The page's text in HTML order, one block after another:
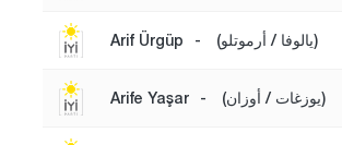
Arif Ürgüp - (يالوفا / أرموتلو)
Arife Yaşar - (يوزغات / أوزان)